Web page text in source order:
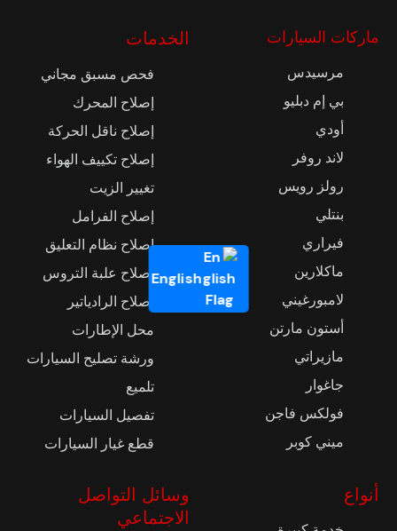
English
ماركات السيارات
مرسيدس
بي إم دبليو
أودي
لاند روفر
رولز رويس
بنتلي
فيراري
ماكلارين
لامبورغيني
أستون مارتن
مازيراتي
جاغوار
فولكس فاجن
ميني كوبر
الخدمات
فحص مسبق مجاني
إصلاح المحرك
إصلاح ناقل الحركة
إصلاح تكييف الهواء
تغيير الزيت
إصلاح الفرامل
إصلاح نظام التعليق
إصلاح علبة التروس
إصلاح الرادياتير
محل الإطارات
ورشة تصليح السيارات
تلميع
تفصيل السيارات
قطع غيار السيارات
أنواع
وسائل التواصل
الاجتماعي